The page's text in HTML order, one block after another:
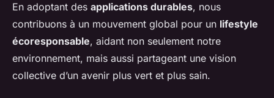
En adoptant des applications durables, nous
contribuons à un mouvement global pour un lifestyle
écoresponsable, aidant non seulement notre
environnement, mais aussi partageant une vision
collective d’un avenir plus vert et plus sain.